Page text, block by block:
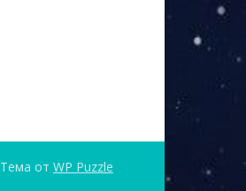
Тема от WP Puzzle